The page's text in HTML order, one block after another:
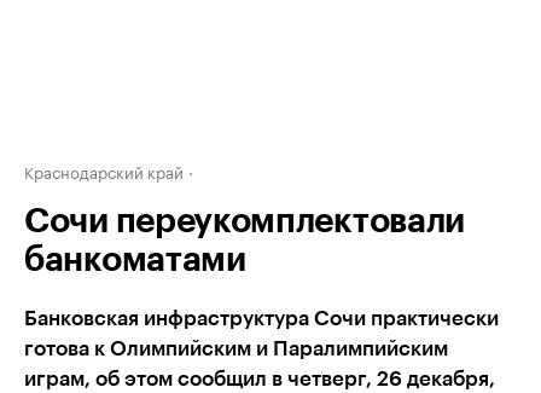
Краснодарский край
Сочи переукомплектовали
банкоматами
Банковская инфраструктура Сочи практически
готова к Олимпийским и Паралимпийским
играм, об этом сообщил в четверг, 26 декабря,